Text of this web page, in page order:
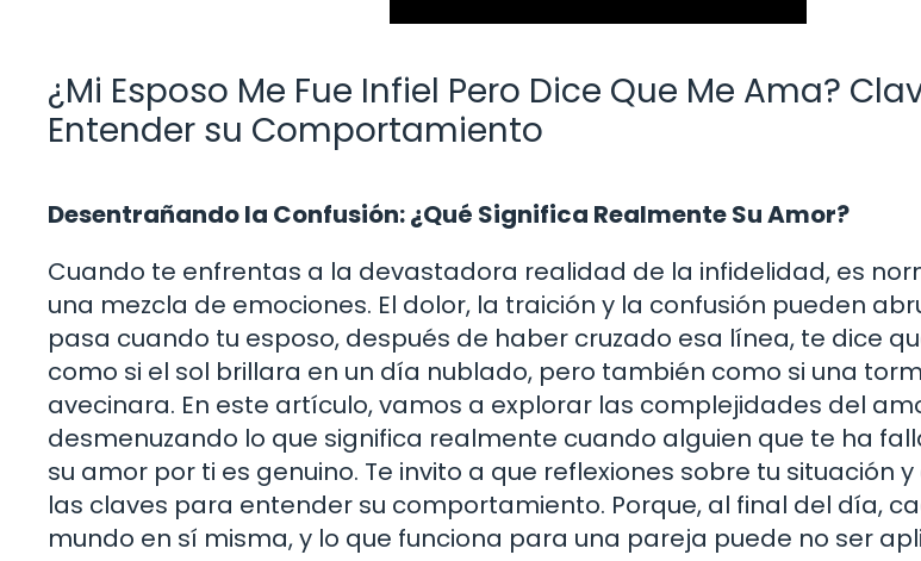
¿Mi Esposo Me Fue Infiel Pero Dice Que Me Ama?
Entender su Comportamiento
Desentrañando la Confusión: ¿Qué Significa Realmente Su Amor?
Cuando te enfrentas a la devastadora realidad de la infidelidad, es
una mezcla de emociones. El dolor, la traición y la confusión pueden
pasa cuando tu esposo, después de haber cruzado esa línea, te dice
como si el sol brillara en un día nublado, pero también como si una
avecinara. En este artículo, vamos a explorar las complejidades del
desmenuzando lo que significa realmente cuando alguien que te ha
su amor por ti es genuino. Te invito a que reflexiones sobre tu situación
las claves para entender su comportamiento. Porque, al final del día,
mundo en sí misma, y lo que funciona para una pareja puede no ser